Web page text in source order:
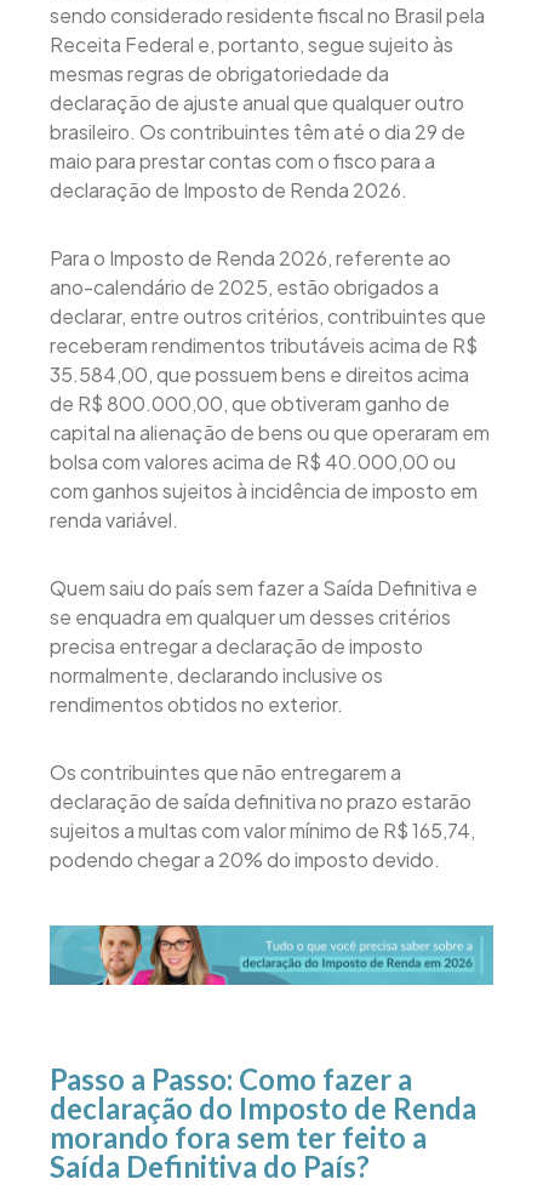
sendo considerado residente fiscal no Brasil pela
Receita Federal e, portanto, segue sujeito às
mesmas regras de obrigatoriedade da
declaração de ajuste anual que qualquer outro
brasileiro. Os contribuintes têm até o dia 29 de
maio para prestar contas com o fisco para a
declaração de Imposto de Renda 2026.
Para o Imposto de Renda 2026, referente ao
ano-calendário de 2025, estão obrigados a
declarar, entre outros critérios, contribuintes que
receberam rendimentos tributáveis acima de R$
35.584,00, que possuem bens e direitos acima
de R$ 800.000,00, que obtiveram ganho de
capital na alienação de bens ou que operaram em
bolsa com valores acima de R$ 40.000,00 ou
com ganhos sujeitos à incidência de imposto em
renda variável.
Quem saiu do país sem fazer a Saída Definitiva e
se enquadra em qualquer um desses critérios
precisa entregar a declaração de imposto
normalmente, declarando inclusive os
rendimentos obtidos no exterior.
Os contribuintes que não entregarem a
declaração de saída definitiva no prazo estarão
sujeitos a multas com valor mínimo de R$ 165,74,
podendo chegar a 20% do imposto devido.
Passo a Passo: Como fazer a
declaração do Imposto de Renda
morando fora sem ter feito a
Saída Definitiva do País?